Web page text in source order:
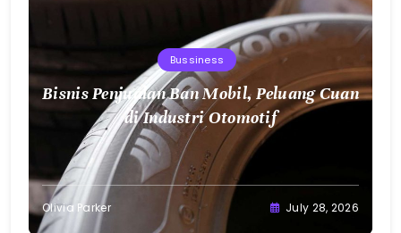
Bussiness
Bisnis Penjualan Ban Mobil, Peluang Cuan
di Industri Otomotif
Olivia Parker July 28, 2026